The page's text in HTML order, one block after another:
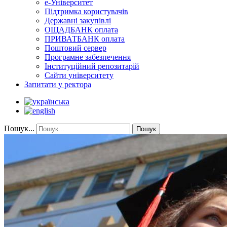
е-Університет
Підтримка користувачів
Державні закупівлі
ОЩАДБАНК оплата
ПРИВАТБАНК оплата
Поштовий сервер
Програмне забезпечення
Інституційний репозитарій
Сайти університету
Запитати у ректора
Пошук... Пошук